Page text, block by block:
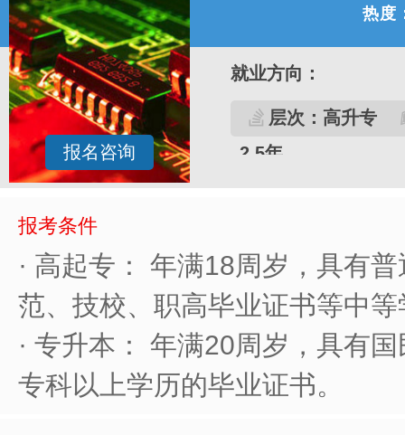
热度
就业方向：
层次：高升专
2.5年
报名咨询
报考条件
· 高起专： 年满18周岁，具有
范、技校、职高毕业证书等中
· 专升本： 年满20周岁，具有
专科以上学历的毕业证书。